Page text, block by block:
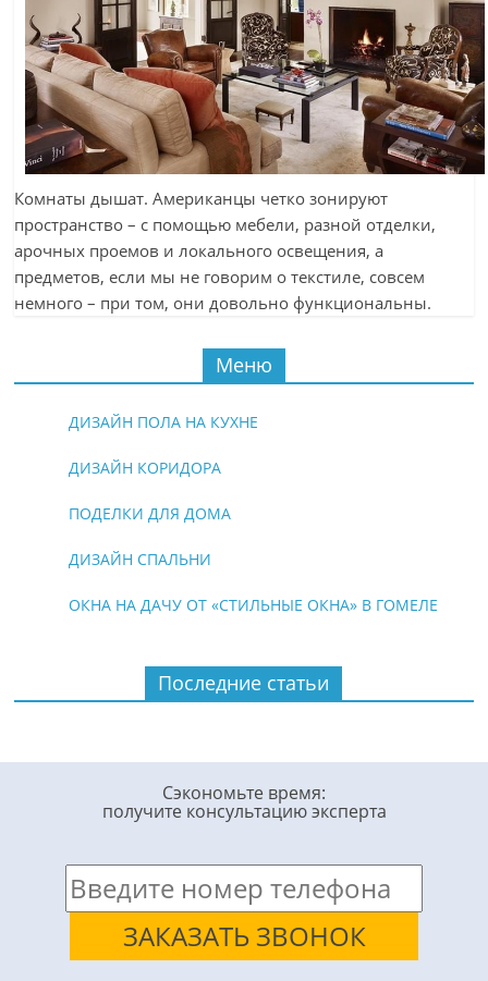
Комнаты дышат. Американцы четко зонируют
пространство – с помощью мебели, разной отделки,
арочных проемов и локального освещения, а
предметов, если мы не говорим о текстиле, совсем
немного – при том, они довольно функциональны.
Меню
ДИЗАЙН ПОЛА НА КУХНЕ
ДИЗАЙН КОРИДОРА
ПОДЕЛКИ ДЛЯ ДОМА
ДИЗАЙН СПАЛЬНИ
ОКНА НА ДАЧУ ОТ «СТИЛЬНЫЕ ОКНА» В ГОМЕЛЕ
Последние статьи
Сэкономьте время:
получите консультацию эксперта